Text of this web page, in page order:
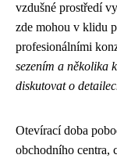
vzdušné prostředí
zde mohou v klidu
profesionálními
sezením a několika
diskutovat o
Otevírací doba
obchodního centra,